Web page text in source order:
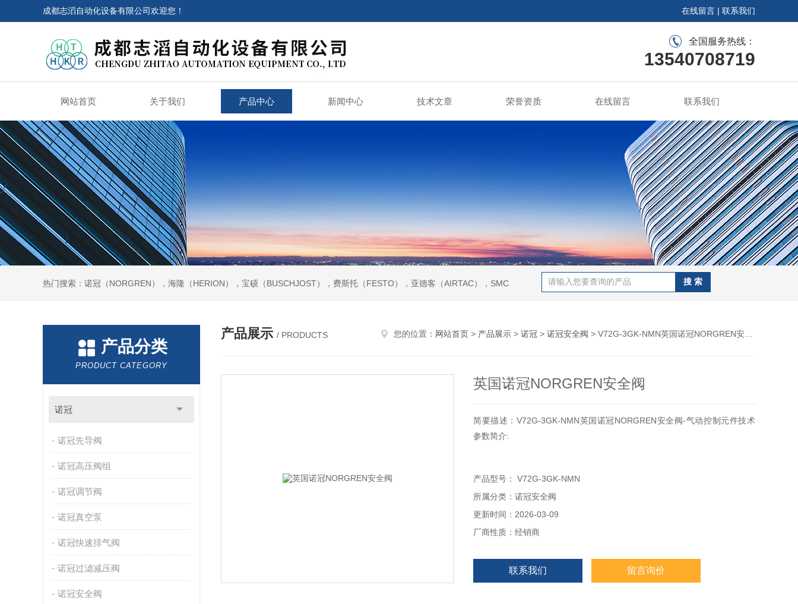
成都志滔自动化设备有限公司欢迎您！ 在线留言 | 联系我们
全国服务热线：
13540708719
网站首页 关于我们 产品中心 新闻中心 技术文章 荣誉资质 在线留言 联系我们
热门搜索：诺冠（NORGREN），海隆（HERION），宝硕（BUSCHJOST），费斯托（FESTO），亚德客（AIRTAC），SMC
产品分类
PRODUCT CATEGORY
诺冠
诺冠先导阀
诺冠高压阀组
诺冠调节阀
诺冠真空泵
诺冠快速排气阀
诺冠过滤减压阀
诺冠安全阀
产品展示 / PRODUCTS 您的位置： 网站首页 > 产品展示 > 诺冠 > 诺冠安全阀 > V72G-3GK-NMN英国诺冠NORGREN安全阀
英国诺冠NORGREN安全阀
简要描述：V72G-3GK-NMN英国诺冠NORGREN安全阀-气动控制元件技术
参数简介:
＋80摄氏度、壳体和阀盖材料铝合金、阀式锌和丁青橡胶、弹性元件丁青橡
胶、密封件NBR、阀体重量0.33千克、产地墨西哥
英国诺冠（IMI NORGREN）安全阀V72G、V73G、V74G（EXCELON）系
列技术优势
产品型号： V72G-3GK-NMN
所属分类：诺冠安全阀
更新时间：2026-03-09
厂商性质：经销商
联系我们 留言询价